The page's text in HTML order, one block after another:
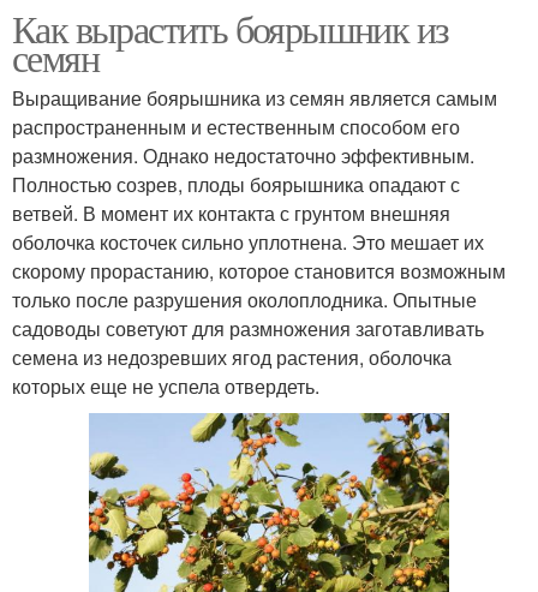
Как вырастить боярышник из
семян
Выращивание боярышника из семян является самым
распространенным и естественным способом его
размножения. Однако недостаточно эффективным.
Полностью созрев, плоды боярышника опадают с
ветвей. В момент их контакта с грунтом внешняя
оболочка косточек сильно уплотнена. Это мешает их
скорому прорастанию, которое становится возможным
только после разрушения околоплодника. Опытные
садоводы советуют для размножения заготавливать
семена из недозревших ягод растения, оболочка
которых еще не успела отвердеть.